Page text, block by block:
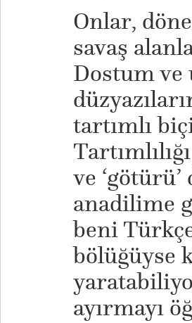
Onlar,
savaş
Dostum
tartımlı
ve
anadilime
beni
bölüğüyse
ayırmayı